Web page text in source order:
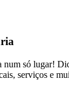
só lugar!
serviços e